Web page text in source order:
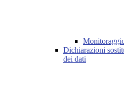
Dichiarazioni
dei dati